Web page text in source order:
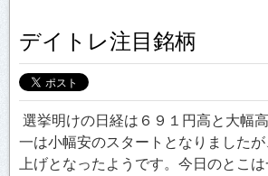
デイトレ注目銘柄
選挙明けの日経は６９１円高と大幅
一は小幅安のスタートとなりました
上げとなったようです。今日のとこ